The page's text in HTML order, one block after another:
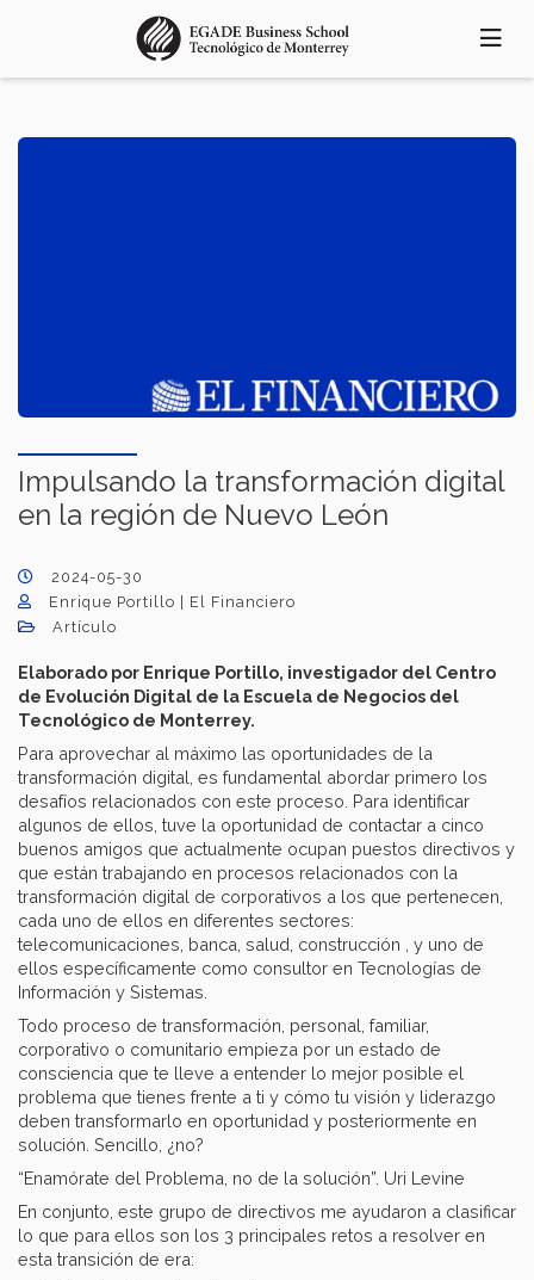
principal
Impulsando la transformación digital
en la región de Nuevo León
2024-05-30
Enrique Portillo | El Financiero
Artículo
Elaborado por Enrique Portillo, investigador del Centro
de Evolución Digital de la Escuela de Negocios del
Tecnológico de Monterrey.
Para aprovechar al máximo las oportunidades de la
transformación digital, es fundamental abordar primero los
desafíos relacionados con este proceso. Para identificar
algunos de ellos, tuve la oportunidad de contactar a cinco
buenos amigos que actualmente ocupan puestos directivos y
que están trabajando en procesos relacionados con la
transformación digital de corporativos a los que pertenecen,
cada uno de ellos en diferentes sectores:
telecomunicaciones, banca, salud, construcción , y uno de
ellos específicamente como consultor en Tecnologías de
Información y Sistemas.
Todo proceso de transformación, personal, familiar,
corporativo o comunitario empieza por un estado de
consciencia que te lleve a entender lo mejor posible el
problema que tienes frente a ti y cómo tu visión y liderazgo
deben transformarlo en oportunidad y posteriormente en
solución. Sencillo, ¿no?
“Enamórate del Problema, no de la solución”. Uri Levine
En conjunto, este grupo de directivos me ayudaron a clasificar
lo que para ellos son los 3 principales retos a resolver en
esta transición de era: